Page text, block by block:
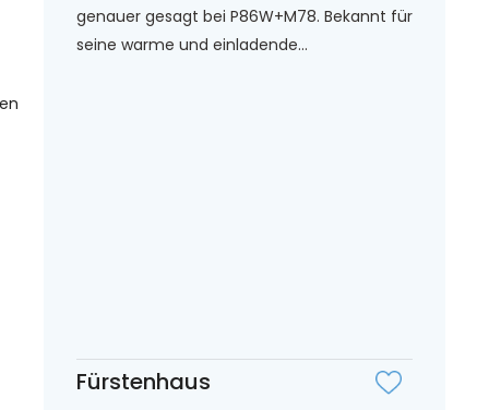
genauer gesagt bei P86W+M78. Bekannt für
seine warme und einladende...
Fürstenhaus